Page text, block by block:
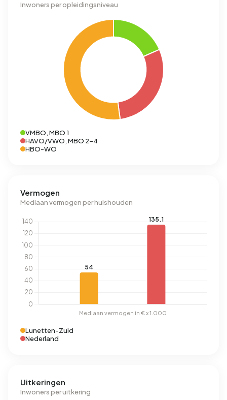
Inwoners per opleidingsniveau
VMBO, MBO 1
HAVO/VWO, MBO 2-4
HBO-WO
Vermogen
Mediaan vermogen per huishouden
Lunetten-Zuid
Nederland
Uitkeringen
Inwoners per uitkering